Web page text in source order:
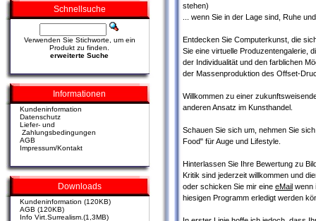
Schnellsuche
Verwenden Sie Stichworte, um ein
Produkt zu finden.
erweiterte Suche
Informationen
Kundeninformation
Datenschutz
Liefer- und
Zahlungsbedingungen
AGB
Impressum/Kontakt
Downloads
Kundeninformation (120KB)
AGB (120KB)
Info Virt.Surrealism.(1,3MB)
stehen)
... wenn Sie in der Lage sind, Ruhe
Entdecken Sie Computerkunst, die
Sie eine virtuelle Produzentengalerie,
der Individualität und den farblichen
der Massenproduktion des Offset-
Willkommen zu einer
anderen Ansatz im Kunsthandel.
Schauen Sie sich um, nehmen Sie
Food" für Auge und Lifestyle.
Hinterlassen Sie Ihre Bewertung zu
Kritik sind jederzeit willkommen und
oder schicken Sie mir eine eMail wenn
hiesigen Programm erledigt werden